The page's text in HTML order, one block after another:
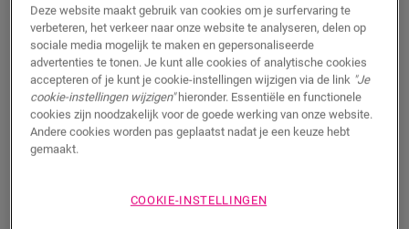
Deze website maakt gebruik van cookies om je surfervaring te
verbeteren, het verkeer naar onze website te analyseren, delen op
sociale media mogelijk te maken en gepersonaliseerde
advertenties te tonen. Je kunt alle cookies of analytische cookies
accepteren of je kunt je cookie-instellingen wijzigen via de link "Je
cookie-instellingen wijzigen"hieronder. Essentiële en functionele
cookies zijn noodzakelijk voor de goede werking van onze website.
Andere cookies worden pas geplaatst nadat je een keuze hebt
gemaakt.
COOKIE-INSTELLINGEN